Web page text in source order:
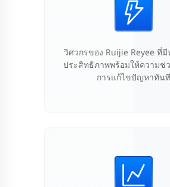
วิศวกรของ Ruijie Reyee ที่
ประสิทธิภาพพร้อมให้ความช่
การแก้ไขปัญหาทันที